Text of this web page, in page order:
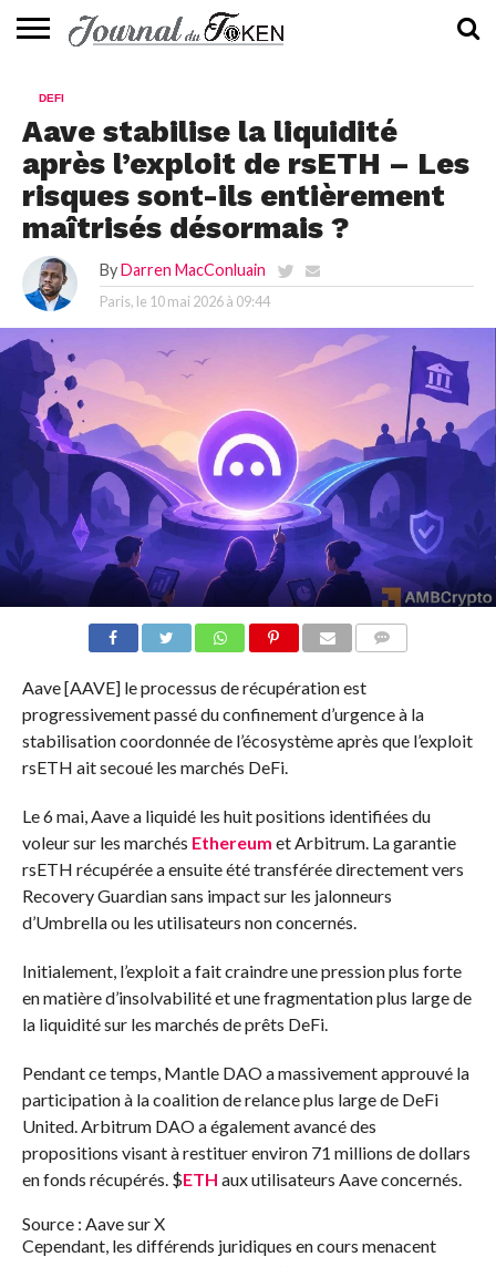
📰
EVALUATION
GUIDE
TENDANCES
À
CONTACTEZ-
DEFI
Aave stabilise la liquidité
après l’exploit de rsETH – Les
risques sont-ils entièrement
maîtrisés désormais ?
By Darren MacConluain
Paris, le 10 mai 2026 à 09:44
Aave [AAVE] le processus de récupération est
progressivement passé du confinement d’urgence à la
stabilisation coordonnée de l’écosystème après que l’exploit
rsETH ait secoué les marchés DeFi.
Le 6 mai, Aave a liquidé les huit positions identifiées du
voleur sur les marchés Ethereum et Arbitrum. La garantie
rsETH récupérée a ensuite été transférée directement vers
Recovery Guardian sans impact sur les jalonneurs
d’Umbrella ou les utilisateurs non concernés.
Initialement, l’exploit a fait craindre une pression plus forte
en matière d’insolvabilité et une fragmentation plus large de
la liquidité sur les marchés de prêts DeFi.
Pendant ce temps, Mantle DAO a massivement approuvé la
participation à la coalition de relance plus large de DeFi
United. Arbitrum DAO a également avancé des
propositions visant à restituer environ 71 millions de dollars
en fonds récupérés. $ETH aux utilisateurs Aave concernés.
Source : Aave sur X
Cependant, les différends juridiques en cours menacent